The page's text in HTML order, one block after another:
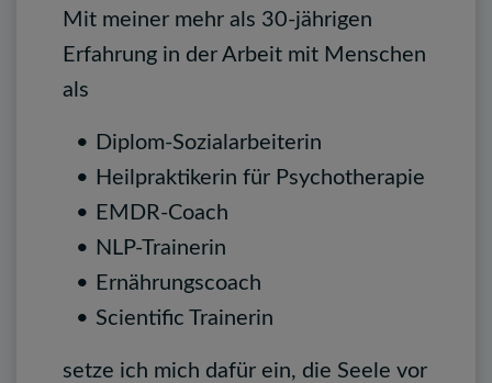
Mit meiner mehr als 30-jährigen
Erfahrung in der Arbeit mit Menschen
als
Diplom-Sozialarbeiterin
Heilpraktikerin für Psychotherapie
EMDR-Coach
NLP-Trainerin
Ernährungscoach
Scientific Trainerin
setze ich mich dafür ein, die Seele vor